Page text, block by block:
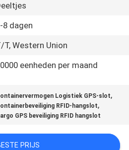
8 dagen
T, Western Union
eenheden per maand
Logistiek GPS-slot,
RFID-hangslot,
GPS beveiliging RFID hangslot
PRIJS